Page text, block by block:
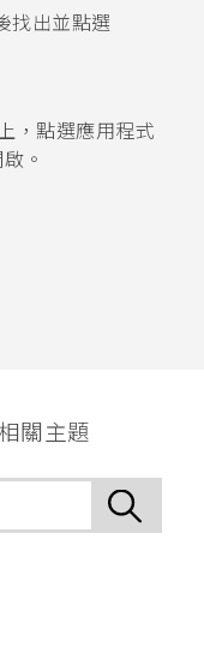
找出並點選
，點選應用程式
。
關主題